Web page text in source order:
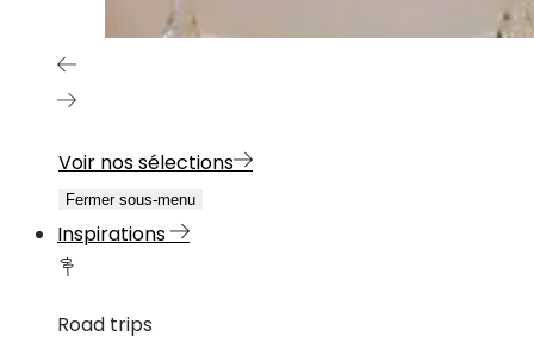
Voir nos sélections
Fermer sous-menu
Inspirations
Road trips